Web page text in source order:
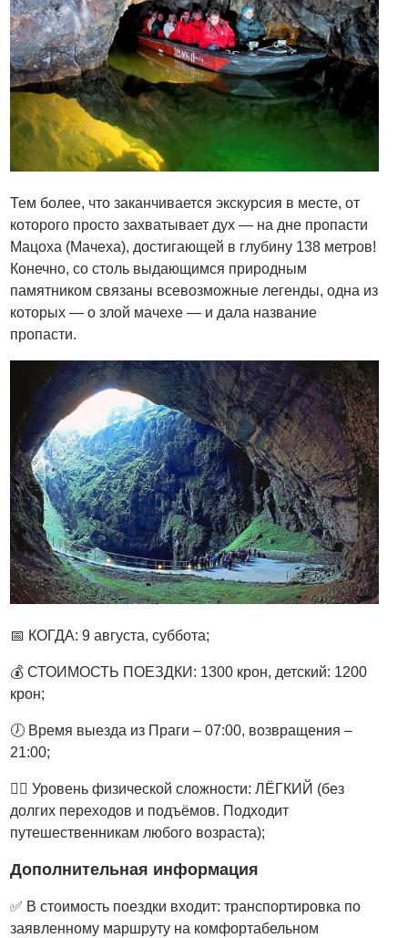
Тем более, что заканчивается экскурсия в месте, от
которого просто захватывает дух — на дне пропасти
Мацоха (Мачеха), достигающей в глубину 138 метров!
Конечно, со столь выдающимся природным
памятником связаны всевозможные легенды, одна из
которых — о злой мачехе — и дала название
пропасти.
📅 КОГДА: 9 августа, суббота;
💰 СТОИМОСТЬ ПОЕЗДКИ: 1300 крон, детский: 1200
крон;
🕖 Время выезда из Праги – 07:00, возвращения –
21:00;
🚶‍♂️‍ Уровень физической сложности: ЛЁГКИЙ (без
долгих переходов и подъёмов. Подходит
путешественникам любого возраста);
Дополнительная информация
✅ В стоимость поездки входит: транспортировка по
заявленному маршруту на комфортабельном